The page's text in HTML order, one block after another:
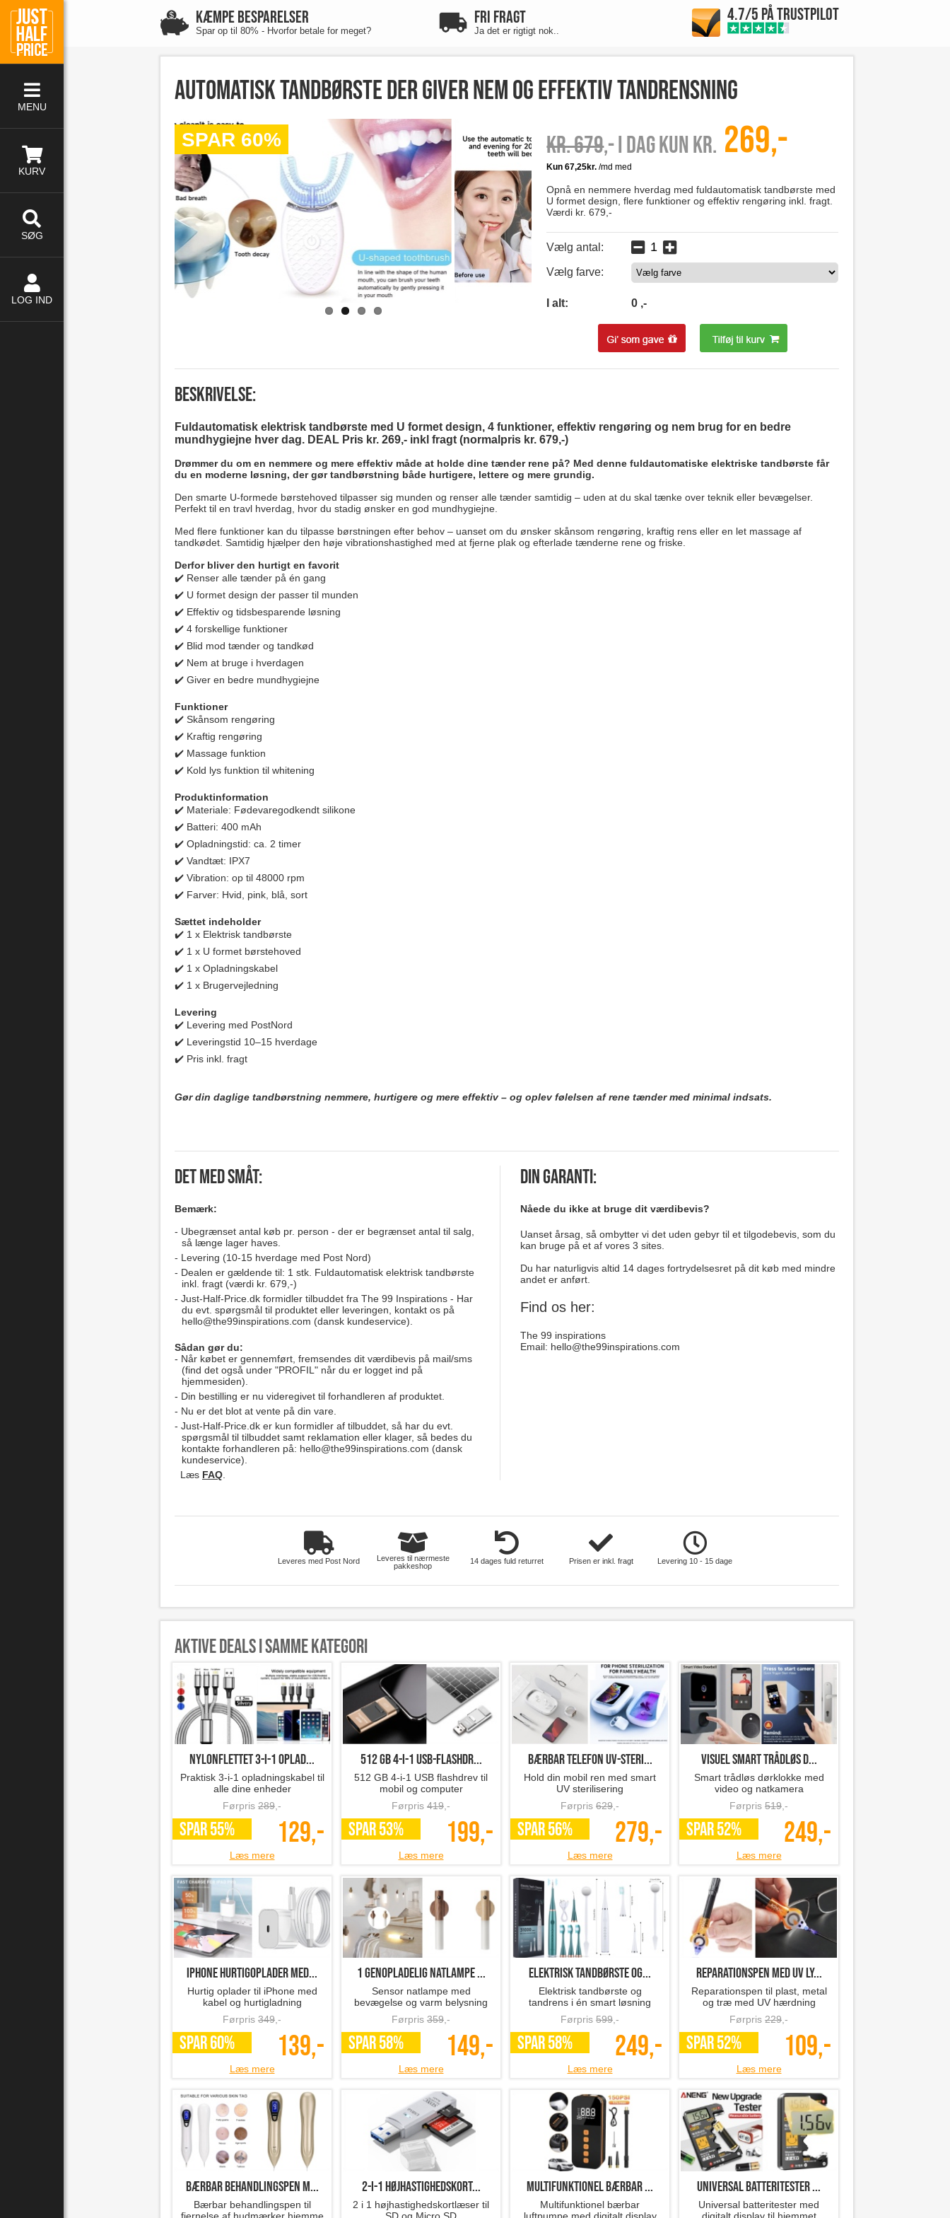
MENU
KURV
SØG
LOG IND
KÆMPE BESPARELSER
Spar op til 80% - Hvorfor betale for meget?
FRI FRAGT
Ja det er rigtigt nok..
4.7/5 PÅ TRUSTPILOT
Automatisk tandbørste der giver nem og effektiv tandrensning
SPAR 60% Kr. 679,- I dag kun kr. 269,-
Opnå en nemmere hverdag med fuldautomatisk tandbørste med
U formet design, flere funktioner og effektiv rengøring inkl. fragt.
Værdi kr. 679,-
Vælg antal:
Vælg farve:
I alt: 0 ,-
Beskrivelse:
Fuldautomatisk elektrisk tandbørste med U formet design, 4 funktioner, effektiv rengøring og nem brug for en bedre
mundhygiejne hver dag. DEAL Pris kr. 269,- inkl fragt (normalpris kr. 679,-)
Drømmer du om en nemmere og mere effektiv måde at holde dine tænder rene på? Med denne fuldautomatiske elektriske tandbørste får
du en moderne løsning, der gør tandbørstning både hurtigere, lettere og mere grundig.
Den smarte U-formede børstehoved tilpasser sig munden og renser alle tænder samtidig – uden at du skal tænke over teknik eller bevægelser.
Perfekt til en travl hverdag, hvor du stadig ønsker en god mundhygiejne.
Med flere funktioner kan du tilpasse børstningen efter behov – uanset om du ønsker skånsom rengøring, kraftig rens eller en let massage af
tandkødet. Samtidig hjælper den høje vibrationshastighed med at fjerne plak og efterlade tænderne rene og friske.
Derfor bliver den hurtigt en favorit
✔️ Renser alle tænder på én gang
✔️ U formet design der passer til munden
✔️ Effektiv og tidsbesparende løsning
✔️ 4 forskellige funktioner
✔️ Blid mod tænder og tandkød
✔️ Nem at bruge i hverdagen
✔️ Giver en bedre mundhygiejne
Funktioner
✔️ Skånsom rengøring
✔️ Kraftig rengøring
✔️ Massage funktion
✔️ Kold lys funktion til whitening
Produktinformation
✔️ Materiale: Fødevaregodkendt silikone
✔️ Batteri: 400 mAh
✔️ Opladningstid: ca. 2 timer
✔️ Vandtæt: IPX7
✔️ Vibration: op til 48000 rpm
✔️ Farver: Hvid, pink, blå, sort
Sættet indeholder
✔️ 1 x Elektrisk tandbørste
✔️ 1 x U formet børstehoved
✔️ 1 x Opladningskabel
✔️ 1 x Brugervejledning
Levering
✔️ Levering med PostNord
✔️ Leveringstid 10–15 hverdage
✔️ Pris inkl. fragt
Gør din daglige tandbørstning nemmere, hurtigere og mere effektiv – og oplev følelsen af rene tænder med minimal indsats.
Det med småt:
Bemærk:
Ubegrænset antal køb pr. person - der er begrænset antal til salg,
så længe lager haves.
Levering (10-15 hverdage med Post Nord)
Dealen er gældende til: 1 stk. Fuldautomatisk elektrisk tandbørste
inkl. fragt (værdi kr. 679,-)
Just-Half-Price.dk formidler tilbuddet fra The 99 Inspirations - Har
du evt. spørgsmål til produktet eller leveringen, kontakt os på
hello@the99inspirations.com (dansk kundeservice).
Sådan gør du:
Når købet er gennemført, fremsendes dit værdibevis på mail/sms
(find det også under "PROFIL" når du er logget ind på
hjemmesiden).
Din bestilling er nu videregivet til forhandleren af produktet.
Nu er det blot at vente på din vare.
Just-Half-Price.dk er kun formidler af tilbuddet, så har du evt.
spørgsmål til tilbuddet samt reklamation eller klager, så bedes du
kontakte forhandleren på: hello@the99inspirations.com (dansk
kundeservice).
Læs FAQ
Din garanti:
Nåede du ikke at bruge dit værdibevis?
Uanset årsag, så ombytter vi det uden gebyr til et tilgodebevis, som du
kan bruge på et af vores 3 sites.
Du har naturligvis altid 14 dages fortrydelsesret på dit køb med mindre
andet er anført.
Find os her:
The 99 inspirations
Email: hello@the99inspirations.com
Leveres med Post Nord
Leveres til nærmeste
pakkeshop
14 dages fuld returret Prisen er inkl. fragt Levering 10 - 15 dage
Aktive deals i samme kategori
Nylonflettet 3-i-1 oplad...
Praktisk 3-i-1 opladningskabel til
alle dine enheder
Førpris 289 ,-
SPAR 55% 129,-
Læs mere
512 GB 4-i-1 USB-flashdr...
512 GB 4-i-1 USB flashdrev til
mobil og computer
Førpris 419 ,-
SPAR 53% 199,-
Læs mere
Bærbar telefon UV-steri...
Hold din mobil ren med smart
UV sterilisering
Førpris 629 ,-
SPAR 56% 279,-
Læs mere
Visuel smart trådløs d...
Smart trådløs dørklokke med
video og natkamera
Førpris 519 ,-
SPAR 52% 249,-
Læs mere
iPhone hurtigoplader med...
Hurtig oplader til iPhone med
kabel og hurtigladning
Førpris 349 ,-
SPAR 60% 139,-
Læs mere
1 genopladelig natlampe ...
Sensor natlampe med
bevægelse og varm belysning
Førpris 359 ,-
SPAR 58% 149,-
Læs mere
Elektrisk tandbørste og...
Elektrisk tandbørste og
tandrens i én smart løsning
Førpris 599 ,-
SPAR 58% 249,-
Læs mere
reparationspen med UV ly...
Reparationspen til plast, metal
og træ med UV hærdning
Førpris 229 ,-
SPAR 52% 109,-
Læs mere
Bærbar behandlingspen m...
Bærbar behandlingspen til
2-i-1 højhastighedskort...
2 i 1 højhastighedskortlæser til
multifunktionel bærbar ...
Multifunktionel bærbar
Universal batteritester ...
Universal batteritester med